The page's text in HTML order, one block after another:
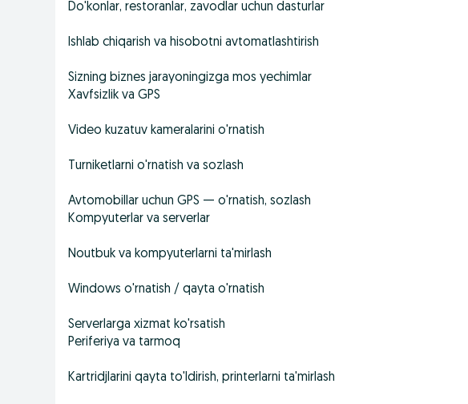
Do'konlar, restoranlar, zavodlar uchun dasturlar
Ishlab chiqarish va hisobotni avtomatlashtirish
Sizning biznes jarayoningizga mos yechimlar
Xavfsizlik va GPS
Video kuzatuv kameralarini o'rnatish
Turniketlarni o'rnatish va sozlash
Avtomobillar uchun GPS — o'rnatish, sozlash
Kompyuterlar va serverlar
Noutbuk va kompyuterlarni ta'mirlash
Windows o'rnatish / qayta o'rnatish
Serverlarga xizmat ko'rsatish
Periferiya va tarmoq
Kartridjlarini qayta to'ldirish, printerlarni ta'mirlash